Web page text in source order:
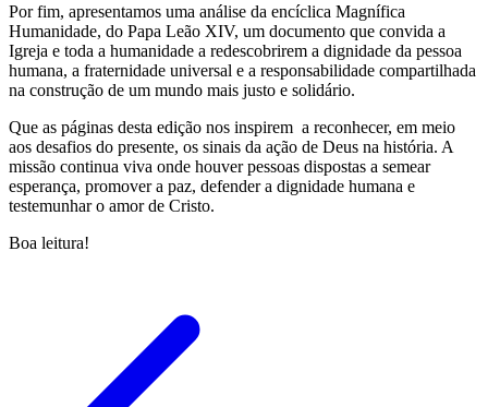
Por fim, apresentamos uma análise da encíclica Magnífica
Humanidade, do Papa Leão XIV, um documento que convida a
Igreja e toda a humanidade a redescobrirem a dignidade da pessoa
humana, a fraternidade universal e a responsabilidade compartilhada
na construção de um mundo mais justo e solidário.
Que as páginas desta edição nos inspirem a reconhecer, em meio
aos desafios do presente, os sinais da ação de Deus na história. A
missão continua viva onde houver pessoas dispostas a semear
esperança, promover a paz, defender a dignidade humana e
testemunhar o amor de Cristo.
Boa leitura!